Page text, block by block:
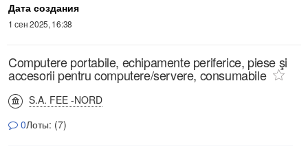
Дата создания
1 сен 2025, 16:38
Computere portabile, echipamente periferice, piese şi
accesorii pentru computere/servere, consumabile
S.A. FEE -NORD
0Лоты: (7)